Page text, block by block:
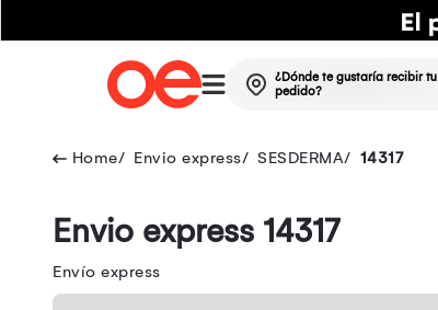
¿Dónde te gustaría recibir tu
pedido?
Envio express SESDERMA 14317
Envio express 14317
Envío express